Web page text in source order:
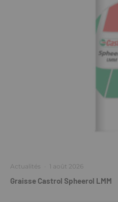
Actualités · 1 août 2026
Graisse Castrol Spheerol LMM